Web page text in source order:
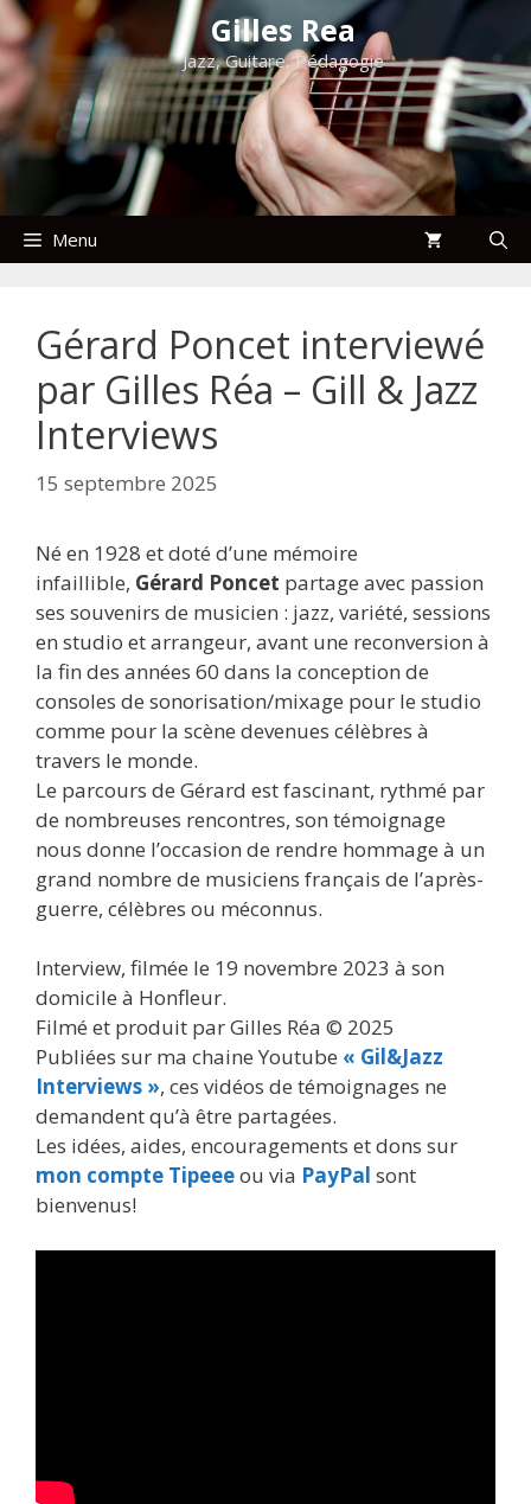
Aller
au
contenu
Gilles Rea
Jazz, Guitare, Pédagogie
Menu
Gérard Poncet interviewé
par Gilles Réa – Gill & Jazz
Interviews
15 septembre 2025
Né en 1928 et doté d’une mémoire
infaillible, Gérard Poncet partage avec passion
ses souvenirs de musicien : jazz, variété, sessions
en studio et arrangeur, avant une reconversion à
la fin des années 60 dans la conception de
consoles de sonorisation/mixage pour le studio
comme pour la scène devenues célèbres à
travers le monde.
Le parcours de Gérard est fascinant, rythmé par
de nombreuses rencontres, son témoignage
nous donne l’occasion de rendre hommage à un
grand nombre de musiciens français de l’après-
guerre, célèbres ou méconnus.
Interview, filmée le 19 novembre 2023 à son
domicile à Honfleur.
Filmé et produit par Gilles Réa © 2025
Publiées sur ma chaine Youtube « Gil&Jazz
Interviews », ces vidéos de témoignages ne
demandent qu’à être partagées.
Les idées, aides, encouragements et dons sur
mon compte Tipeeeou via PayPal sont
bienvenus!